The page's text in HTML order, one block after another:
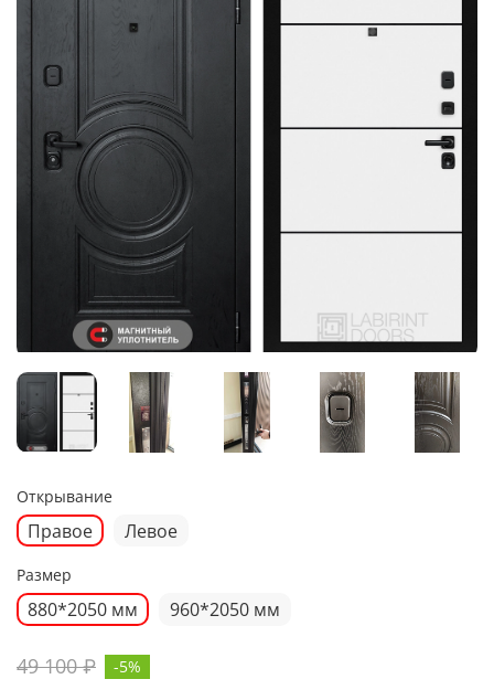
Открывание
Правое Левое
Размер
880*2050 мм 960*2050 мм
49 100 ₽ -5%